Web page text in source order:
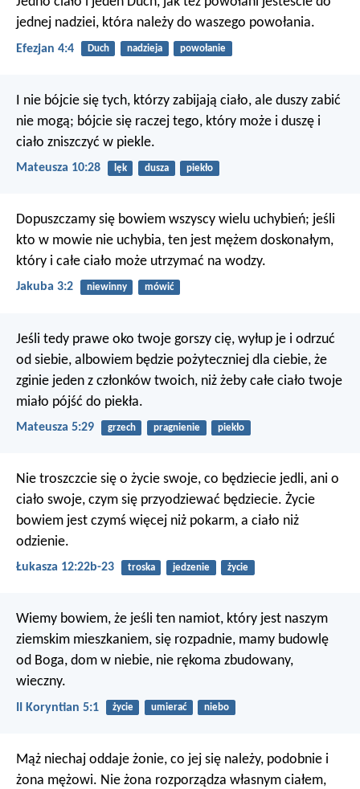
jednej nadziei, która należy do waszego powołania.
Efezjan 4:4 Duch nadzieja powołanie
I nie bójcie się tych, którzy zabijają ciało, ale duszy zabić
nie mogą; bójcie się raczej tego, który może i duszę i
ciało zniszczyć w piekle.
Mateusza 10:28 lęk dusza piekło
Dopuszczamy się bowiem wszyscy wielu uchybień; jeśli
kto w mowie nie uchybia, ten jest mężem doskonałym,
który i całe ciało może utrzymać na wodzy.
Jakuba 3:2 niewinny mówić
Jeśli tedy prawe oko twoje gorszy cię, wyłup je i odrzuć
od siebie, albowiem będzie pożyteczniej dla ciebie, że
zginie jeden z członków twoich, niż żeby całe ciało twoje
miało pójść do piekła.
Mateusza 5:29 grzech pragnienie piekło
Nie troszczcie się o życie swoje, co będziecie jedli, ani o
ciało swoje, czym się przyodziewać będziecie. Życie
bowiem jest czymś więcej niż pokarm, a ciało niż
odzienie.
Łukasza 12:22b-23 troska jedzenie życie
Wiemy bowiem, że jeśli ten namiot, który jest naszym
ziemskim mieszkaniem, się rozpadnie, mamy budowlę
od Boga, dom w niebie, nie rękoma zbudowany,
wieczny.
II Koryntian 5:1 życie umierać niebo
Mąż niechaj oddaje żonie, co jej się należy, podobnie i
żona mężowi. Nie żona rozporządza własnym ciałem,